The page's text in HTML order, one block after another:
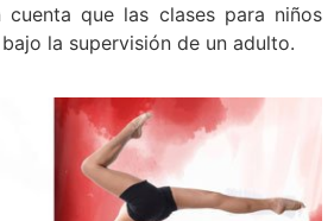
cuenta que las clases para niños
la supervisión de un adulto.